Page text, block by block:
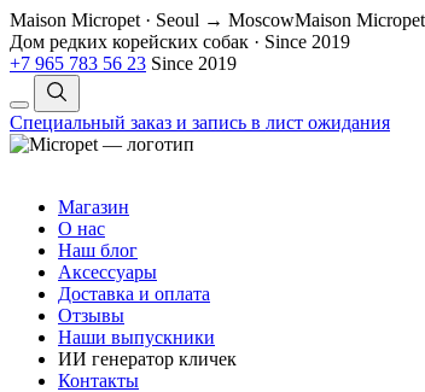
Maison Micropet · Seoul → MoscowMaison Micropet
Дом редких корейских собак · Since 2019
+7 965 783 56 23 Since 2019
Специальный заказ и запись в лист ожидания
Магазин
О нас
Наш блог
Аксессуары
Доставка и оплата
Отзывы
Наши выпускники
ИИ генератор кличек
Контакты